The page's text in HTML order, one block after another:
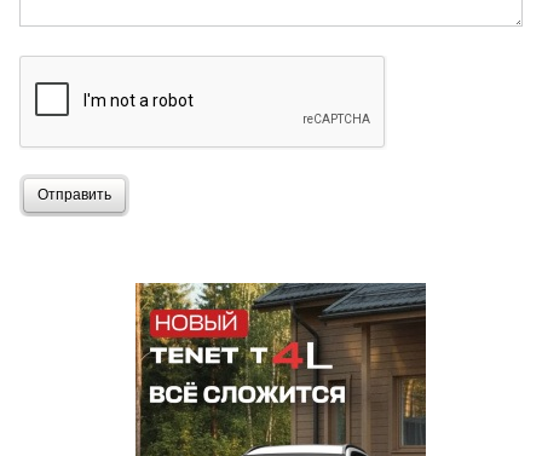
Отправить